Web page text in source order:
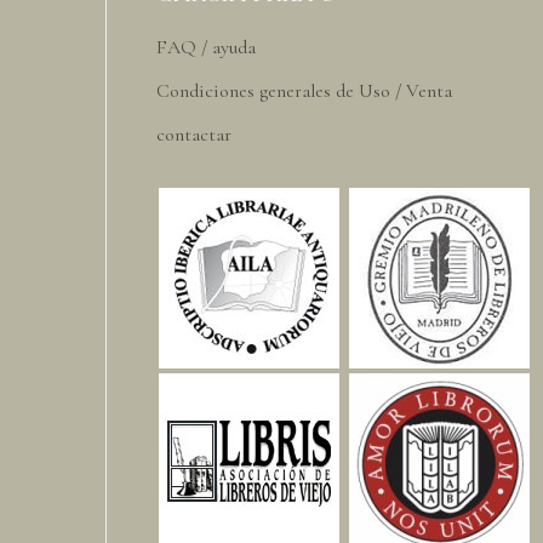
FAQ / ayuda
Condiciones generales de Uso / Venta
contactar